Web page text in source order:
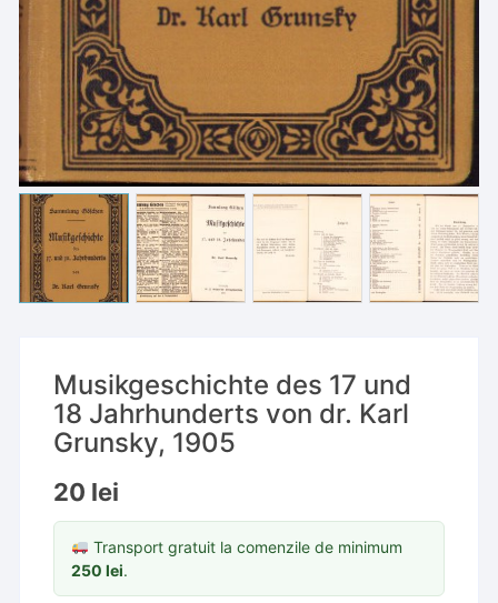
Musikgeschichte des 17 und
18 Jahrhunderts von dr. Karl
Grunsky, 1905
20 lei
Transport gratuit la comenzile de minimum
250lei.